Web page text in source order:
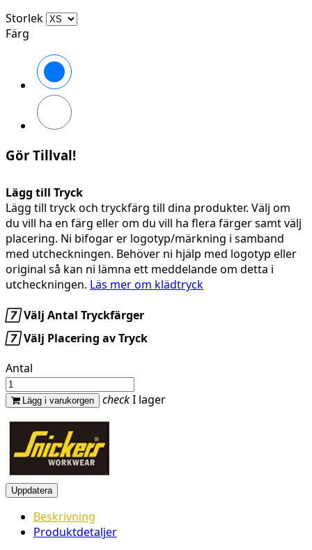
Storlek
Färg
Gör Tillval!
Lägg till Tryck
Lägg till tryck och tryckfärg till dina produkter. Välj om
du vill ha en färg eller om du vill ha flera färger samt välj
placering. Ni bifogar er logotyp/märkning i samband
med utcheckningen. Behöver ni hjälp med logotyp eller
original så kan ni lämna ett meddelande om detta i
utcheckningen. Läs mer om klädtryck
Välj Antal Tryckfärger
Välj Placering av Tryck
Antal
Lägg i varukorgen checkI lager
Beskrivning
Produktdetaljer